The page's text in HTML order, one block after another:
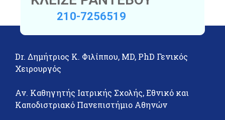
210-7256519
Dr. Δημήτριος Κ. Φιλίππου, MD, PhD Γενικός
Χειρουργός
Αν. Καθηγητής Ιατρικής Σχολής, Εθνικό και
Καποδιστριακό Πανεπιστήμιο Αθηνών